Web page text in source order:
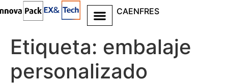
CAENFRES
contenido
Etiqueta: embalaje
personalizado